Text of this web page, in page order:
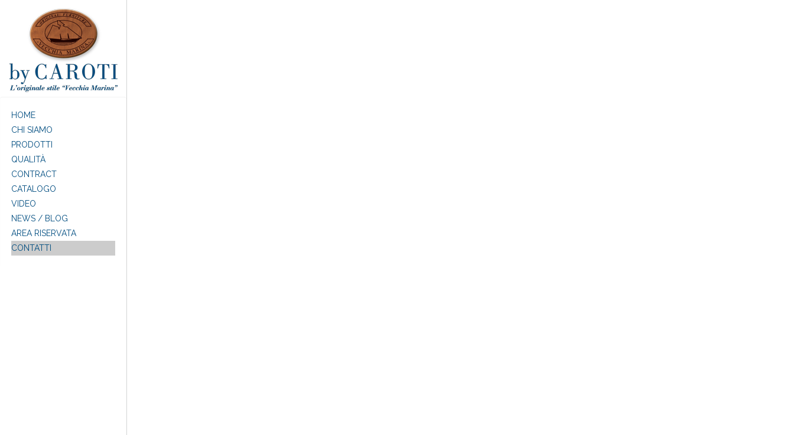
HOME
CHI SIAMO
PRODOTTI
QUALITÀ
CONTRACT
CATALOGO
VIDEO
NEWS / BLOG
AREA RISERVATA
CONTATTI